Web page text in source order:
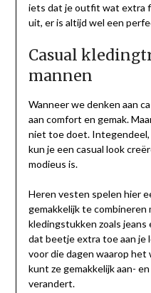
iets dat je outfit wat extra
uit, er is altijd wel een
Casual
mannen
Wanneer we denken aan
aan comfort en gemak.
niet toe doet.
kun je een casual look
modieus is.
Heren vesten spelen hier
gemakkelijk te combineren
kledingstukken zoals
dat beetje extra toe aan je
voor die dagen waarop het
kunt ze gemakkelijk aan-
verandert.